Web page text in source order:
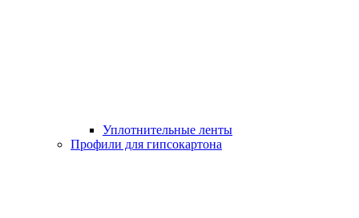
Уплотнительные ленты
Профили для гипсокартона